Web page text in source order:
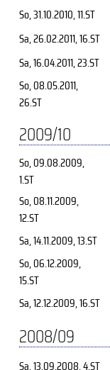
So, 31.10.2010, 11.ST
Sa, 26.02.2011, 16.ST
Sa, 16.04.2011, 23.ST
So, 08.05.2011,
26.ST
2009/10
So, 09.08.2009,
1.ST
So, 08.11.2009,
12.ST
Sa, 14.11.2009, 13.ST
So, 06.12.2009,
15.ST
Sa, 12.12.2009, 16.ST
2008/09
Sa, 13.09.2008, 4.ST